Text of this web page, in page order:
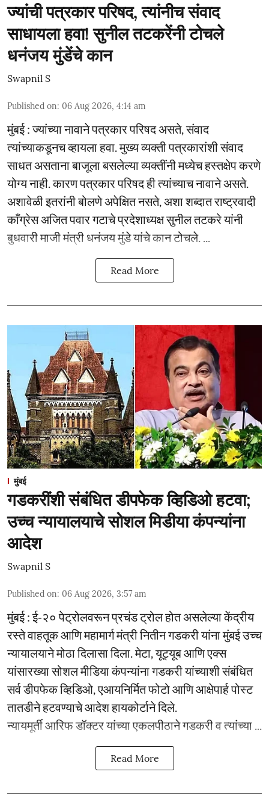
ज्यांची पत्रकार परिषद, त्यांनीच संवाद
साधायला हवा! सुनील तटकरेंनी टोचले
धनंजय मुंडेंचे कान
Swapnil S
Published on: 06 Aug 2026, 4:14 am
मुंबई : ज्यांच्या नावाने पत्रकार परिषद असते, संवाद
त्यांच्याकडूनच व्हायला हवा. मुख्य व्यक्ती पत्रकारांशी संवाद
साधत असताना बाजूला बसलेल्या व्यक्तींनी मध्येच हस्तक्षेप करणे
योग्य नाही. कारण पत्रकार परिषद ही त्यांच्याच नावाने असते.
अशावेळी इतरांनी बोलणे अपेक्षित नसते, अशा शब्दात राष्ट्रवादी
काँग्रेस अजित पवार गटाचे प्रदेशाध्यक्ष सुनील तटकरे यांनी
बुधवारी माजी मंत्री धनंजय मुंडे यांचे कान टोचले. ...
Read More
मुंबई
गडकरींशी संबंधित डीपफेक व्हिडिओ हटवा;
उच्च न्यायालयाचे सोशल मिडीया कंपन्यांना
आदेश
Swapnil S
Published on: 06 Aug 2026, 3:57 am
मुंबई : ई-२० पेट्रोलवरून प्रचंड ट्रोल होत असलेल्या केंद्रीय
रस्ते वाहतूक आणि महामार्ग मंत्री नितीन गडकरी यांना मुंबई उच्च
न्यायालयाने मोठा दिलासा दिला. मेटा, यूट्यूब आणि एक्स
यांसारख्या सोशल मीडिया कंपन्यांना गडकरी यांच्याशी संबंधित
सर्व डीपफेक व्हिडिओ, एआयनिर्मित फोटो आणि आक्षेपार्ह पोस्ट
तातडीने हटवण्याचे आदेश हायकोर्टाने दिले.
न्यायमूर्ती आरिफ डॉक्टर यांच्या एकलपीठाने गडकरी व त्यांच्या ...
Read More